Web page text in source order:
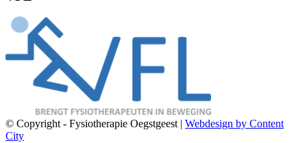
© Copyright - Fysiotherapie Oegstgeest | Webdesign by Content
City